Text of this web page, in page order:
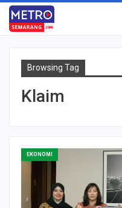
Browsing Tag
Klaim
EKONOMI